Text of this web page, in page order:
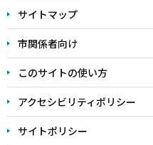
こ
こ
ま
で
サイトマップ
市関係者向け
このサイトの使い方
アクセシビリティポリシー
サイトポリシー